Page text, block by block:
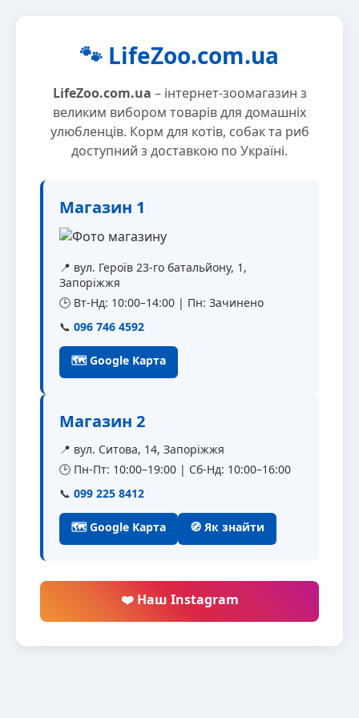
🐾 LifeZoo.com.ua
LifeZoo.com.ua – інтернет-зоомагазин з
великим вибором товарів для домашніх
улюбленців. Корм для котів, собак та риб
доступний з доставкою по Україні.
Магазин 1
📍 вул. Героїв 23-го батальйону, 1,
Запоріжжя
🕒 Вт-Нд: 10:00–14:00 | Пн: Зачинено
📞 096 746 4592
🗺 Google Карта
Магазин 2
📍 вул. Ситова, 14, Запоріжжя
🕒 Пн-Пт: 10:00–19:00 | Сб-Нд: 10:00–16:00
📞 099 225 8412
🗺 Google Карта 🧭 Як знайти
❤️ Наш Instagram